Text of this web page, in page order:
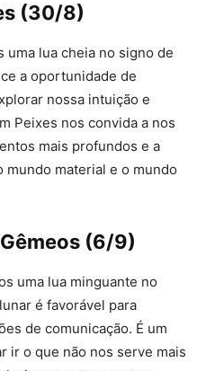
(30/8)
uma lua cheia no signo de
a oportunidade de
nossa intuição e
Peixes nos convida a nos
mais profundos e a
material e o mundo
(6/9)
uma lua minguante no
é favorável para
de comunicação. É um
ir o que não nos serve mais